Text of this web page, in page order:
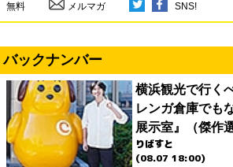
無料 メルマガ SNS!
バックナンバー
横浜観光で行く
レンガ倉庫でも
展示室』（傑作選
りばすと
(08.07 18:00)